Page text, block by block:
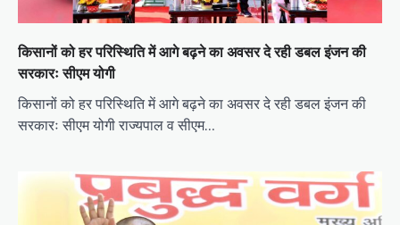
किसानों को हर परिस्थिति में आगे बढ़ने का अवसर दे रही डबल इंजन की
सरकारः सीएम योगी
किसानों को हर परिस्थिति में आगे बढ़ने का अवसर दे रही डबल इंजन की
सरकारः सीएम योगी राज्यपाल व सीएम…